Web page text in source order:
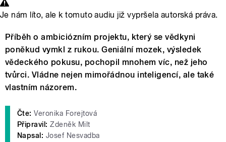
Je nám líto, ale k tomuto audiu již vypršela autorská práva.
Příběh o ambiciózním projektu, který se vědkyni
poněkud vymkl z rukou. Geniální mozek, výsledek
vědeckého pokusu, pochopil mnohem víc, než jeho
tvůrci. Vládne nejen mimořádnou inteligencí, ale také
vlastním názorem.
Čte: Veronika Forejtová
Připravil: Zdeněk Milt
Napsal: Josef Nesvadba